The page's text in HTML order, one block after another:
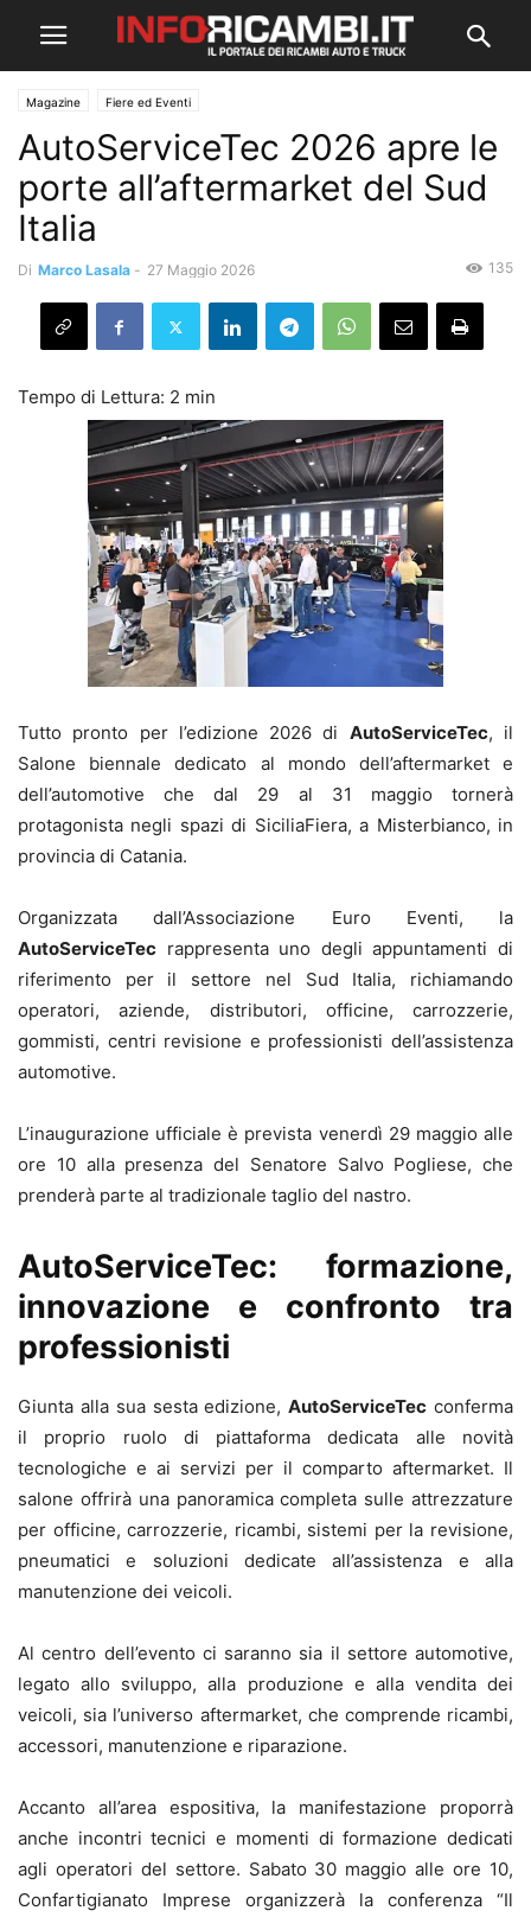
Magazine Fiere ed Eventi
AutoServiceTec 2026 apre le
porte all’aftermarket del Sud
Italia
Di Marco Lasala - 27 Maggio 2026 135
Tutto pronto per l’edizione 2026 di AutoServiceTec, il
Salone biennale dedicato al mondo dell’aftermarket e
dell’automotive che dal 29 al 31 maggio tornerà
protagonista negli spazi di SiciliaFiera, a Misterbianco, in
provincia di Catania.
Organizzata dall’Associazione Euro Eventi, la
AutoServiceTec rappresenta uno degli appuntamenti di
riferimento per il settore nel Sud Italia, richiamando
operatori, aziende, distributori, officine, carrozzerie,
gommisti, centri revisione e professionisti dell’assistenza
automotive.
L’inaugurazione ufficiale è prevista venerdì 29 maggio alle
ore 10 alla presenza del Senatore Salvo Pogliese, che
prenderà parte al tradizionale taglio del nastro.
AutoServiceTec: formazione,
innovazione e confronto tra
professionisti
Giunta alla sua sesta edizione,AutoServiceTec conferma
il proprio ruolo di piattaforma dedicata alle novità
tecnologiche e ai servizi per il comparto aftermarket. Il
salone offrirà una panoramica completa sulle attrezzature
per officine, carrozzerie, ricambi, sistemi per la revisione,
pneumatici e soluzioni dedicate all’assistenza e alla
manutenzione dei veicoli.
Al centro dell’evento ci saranno sia il settore automotive,
legato allo sviluppo, alla produzione e alla vendita dei
veicoli, sia l’universo aftermarket, che comprende ricambi,
accessori, manutenzione e riparazione.
Accanto all’area espositiva, la manifestazione proporrà
anche incontri tecnici e momenti di formazione dedicati
agli operatori del settore. Sabato 30 maggio alle ore 10,
Confartigianato Imprese organizzerà la conferenza “Il